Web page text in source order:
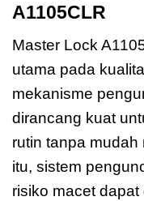
A1105CLR
Master Lock
utama pada
mekanisme
dirancang kuat
rutin tanpa
itu, sistem
risiko macet